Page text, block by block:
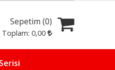
Sepetim (0)
Toplam:0,00